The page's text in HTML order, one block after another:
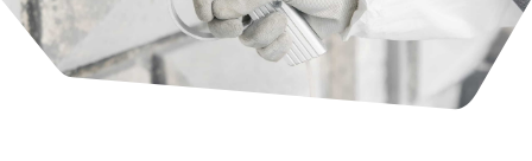
Riquier-ès-Plains, Devis Aérogommage, sablage,
décapage Saint-Riquier-ès-Plains, Aérogommage,
sablage, décapage pas cher Saint-Riquier-ès-Plains,
devis rénovation Aérogommage, sablage, décapage